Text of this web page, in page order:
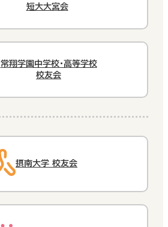
短大大宮会
常翔学園中学校・高等学校
校友会
摂南大学 校友会